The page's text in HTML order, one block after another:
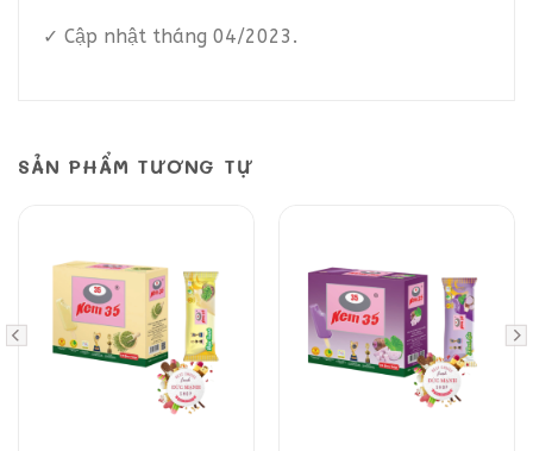
✓ Cập nhật tháng 04/2023.
SẢN PHẨM TƯƠNG TỰ